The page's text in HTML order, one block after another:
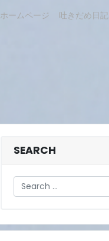
ホームページ 吐きだめ日記
SEARCH
Search